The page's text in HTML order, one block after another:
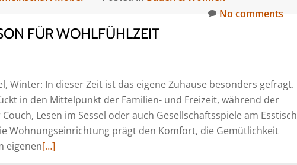
No comments
FÜR WOHLFÜHLZEIT
Winter: In dieser Zeit ist das eigene Zuhause besonders gefragt.
in den Mittelpunkt der Familien- und Freizeit, während der
Lesen im Sessel oder auch Gesellschaftsspiele am Esstisch
Wohnungseinrichtung prägt den Komfort, die Gemütlichkeit
eigenenRead
[…]